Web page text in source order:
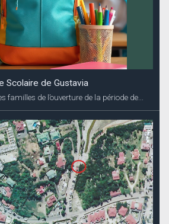
Scolaire de Gustavia
familles de l’ouverture de la période de...